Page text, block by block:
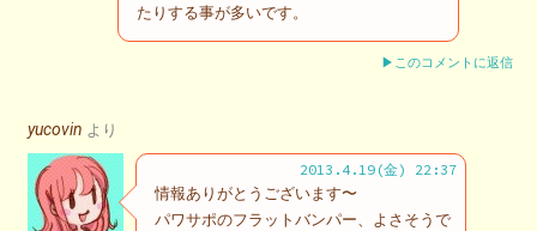
たりする事が多いです。
▶このコメントに返信
yucovin より
2013.4.19(金) 22:37
情報ありがとうございます〜
パワサポのフラットバンパー、よさそうで